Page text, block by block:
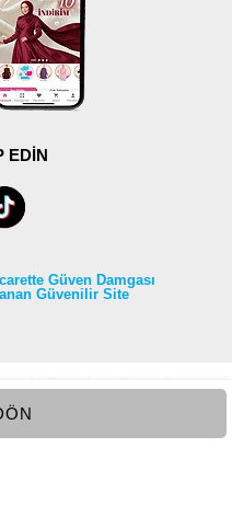
EDİN
Güven Damgası
Güvenilir Site